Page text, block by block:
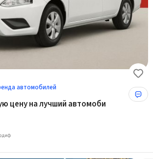
автомобилей
цену на лучший автомоби